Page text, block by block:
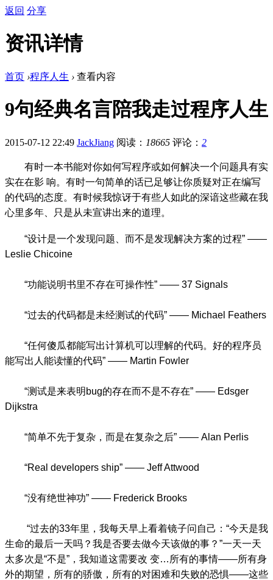
返回 分享
资讯详情
首页 ›程序人生 › 查看内容
9句经典名言陪我走过程序人生
2015-07-12 22:49 JackJiang 阅读： 18665 评论： 2
有时一本书能对你如何写程序或如何解决一个问题具有实
实在在影 响。有时一句简单的话已足够让你质疑对正在编写
的代码的态度。有时候我惊讶于有些人如此的深谙这些藏在我
心里多年、只是从未宣讲出来的道理。
“设计是一个发现问题、而不是发现解决方案的过程” ——
Leslie Chicoine
“功能说明书里不存在可操作性” —— 37 Signals
“过去的代码都是未经测试的代码” —— Michael Feathers
“任何傻瓜都能写出计算机可以理解的代码。好的程序员
能写出人能读懂的代码” —— Martin Fowler
“测试是来表明bug的存在而不是不存在” —— Edsger
Dijkstra
“简单不先于复杂，而是在复杂之后” —— Alan Perlis
“Real developers ship” —— Jeff Attwood
“没有绝世神功” —— Frederick Brooks
“过去的33年里，我每天早上看着镜子问自己：“今天是我
生命的最后一天吗？我是否要去做今天该做的事？”一天一天
太多次是“不是”，我知道这需要改 变…所有的事情——所有身
外的期望，所有的骄傲，所有的对困难和失败的恐惧——这些